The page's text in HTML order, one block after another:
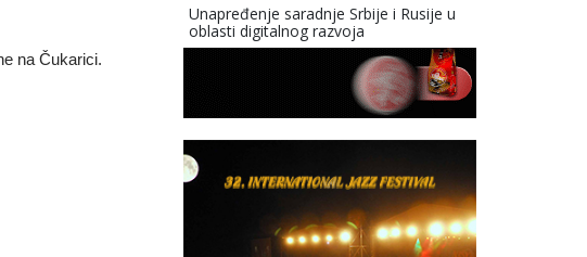
na Čukarici.
Unapređenje saradnje Srbije i Rusije u
oblasti digitalnog razvoja